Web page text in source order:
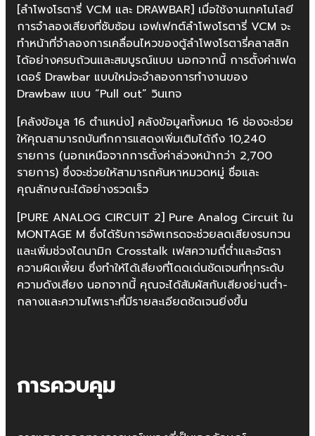
[ลำโพงโรตารี่ VCM และ DRAWBAR] เมื่อใช้งานเทคโนโลยี
การจำลองเสียงที่ซับซ้อน เอฟเฟกต์ลำโพงโรตารี่ VCM จะ
ทำหน้าที่จำลองการเคลื่อนไหวของตู้ลำโพงโรตารี่คลาสสิก
ได้อย่างครบถ้วนและสมบูรณ์แบบ นอกจากนี้ การตั้งค่าเฟด
เดอร์ Drawbar แบบใหม่จะจำลองการทำงานของ
Drawbaw แบบ “Pull out” วินเทจ
[คลังข้อมูล 16 ตำแหน่ง] คลังข้อมูลทั้งหมด 16 ช่องจะช่วย
ให้คุณสามารถบันทึกการแสดงเพิ่มเติมได้ถึง 10,240
รายการ (นอกเหนือจากการตั้งค่าล่วงหน้ากว่า 2,700
รายการ) ซึ่งจะช่วยให้สามารถค้นหาหมวดหมู่ ชื่อและ
คุณลักษณะได้อย่างรวดเร็ว
[PURE ANALOG CIRCUIT 2] Pure Analog Circuit ใน
MONTAGE M ซึ่งได้รับการอัพเกรดจะช่วยลดเสียงรบกวน
และเพิ่มช่วงไดนามิก Crosstalk เฟสความถี่ต่ำและอัตรา
ความผิดเพี้ยน ซึ่งทำให้ได้เสียงที่โดดเด่นชัดเจนที่ทุกระดับ
ความดังเสียง นอกจากนี้ คุณจะได้สัมผัสกับเสียงย่านต่ำ-
กลางและความไพเราะที่มีรายละเอียดชัดเจนยิ่งขึ้น
การควบคุม